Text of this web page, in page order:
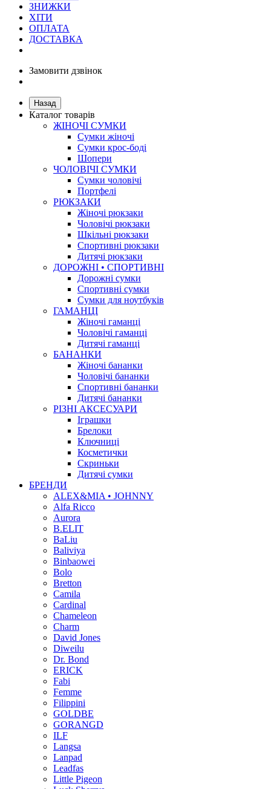
ЗНИЖКИ
ХІТИ
ОПЛАТА
ДОСТАВКА
Замовити дзвінок
Назад
Каталог товарів
ЖІНОЧІ СУМКИ
Сумки жіночі
Сумки крос-боді
Шопери
ЧОЛОВІЧІ СУМКИ
Сумки чоловічі
Портфелі
РЮКЗАКИ
Жіночі рюкзаки
Чоловічі рюкзаки
Шкільні рюкзаки
Спортивні рюкзаки
Дитячі рюкзаки
ДОРОЖНІ • СПОРТИВНІ
Дорожні сумки
Спортивні сумки
Сумки для ноутбуків
ГАМАНЦІ
Жіночі гаманці
Чоловічі гаманці
Дитячі гаманці
БАНАНКИ
Жіночі бананки
Чоловічі бананки
Спортивні бананки
Дитячі бананки
РІЗНІ АКСЕСУАРИ
Іграшки
Брелоки
Ключниці
Косметички
Скриньки
Дитячі сумки
БРЕНДИ
ALEX&MIA • JOHNNY
Alfa Ricco
Aurora
B.ELIT
BaLiu
Baliviya
Binbaowei
Bolo
Bretton
Camila
Cardinal
Chameleon
Charm
David Jones
Diweilu
Dr. Bond
ERICK
Fabi
Femme
Filippini
GOLDBE
GORANGD
ILF
Langsa
Lanpad
Leadfas
Little Pigeon